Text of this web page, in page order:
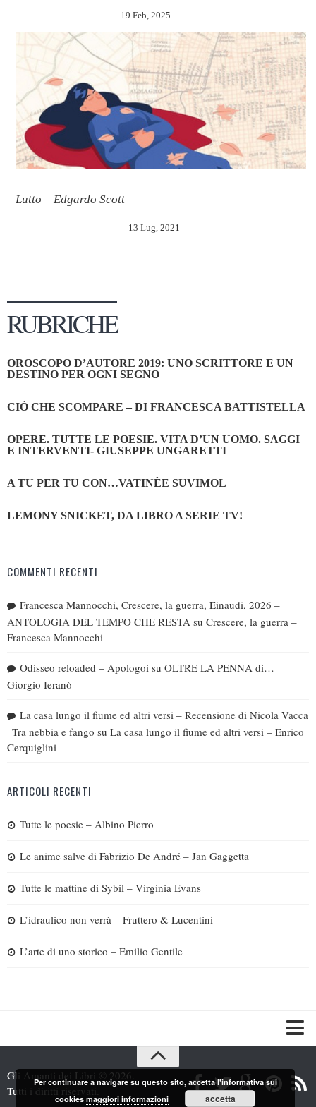
19 Feb, 2025
Lutto – Edgardo Scott
13 Lug, 2021
RUBRICHE
OROSCOPO D’AUTORE 2019: UNO SCRITTORE E UN
DESTINO PER OGNI SEGNO
CIÒ CHE SCOMPARE – DI FRANCESCA BATTISTELLA
OPERE. TUTTE LE POESIE. VITA D’UN UOMO. SAGGI
E INTERVENTI- GIUSEPPE UNGARETTI
A TU PER TU CON…VATINÈE SUVIMOL
LEMONY SNICKET, DA LIBRO A SERIE TV!
COMMENTI RECENTI
Francesca Mannocchi, Crescere, la guerra, Einaudi, 2026 –
ANTOLOGIA DEL TEMPO CHE RESTA su Crescere, la guerra –
Francesca Mannocchi
Odisseo reloaded – Apologoi su OLTRE LA PENNA di…
Giorgio Ieranò
La casa lungo il fiume ed altri versi – Recensione di Nicola Vacca
| Tra nebbia e fango su La casa lungo il fiume ed altri versi – Enrico
Cerquiglini
ARTICOLI RECENTI
Tutte le poesie – Albino Pierro
Le anime salve di Fabrizio De André – Jan Gaggetta
Tutte le mattine di Sybil – Virginia Evans
L’idraulico non verrà – Fruttero & Lucentini
L’arte di uno storico – Emilio Gentile
Recensioni
Gli Amanti dei Libri © 2026.
Tutti i diritti riservati.
Per continuare a navigare su questo sito, accetta l'informativa sui
cookiesmaggiori informazioni accetta